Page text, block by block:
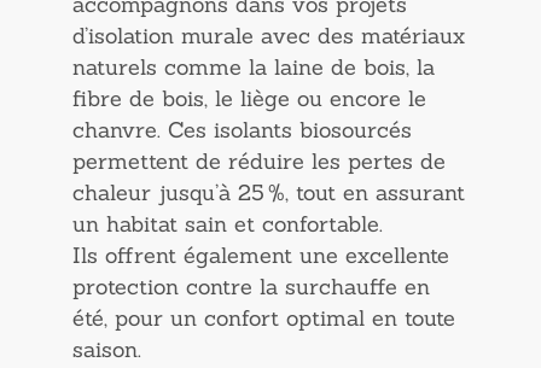
d’isolation murale avec des matériaux
naturels comme la laine de bois, la
fibre de bois, le liège ou encore le
chanvre. Ces isolants biosourcés
permettent de réduire les pertes de
chaleur jusqu’à 25 %, tout en assurant
un habitat sain et confortable.
Ils offrent également une excellente
protection contre la surchauffe en
été, pour un confort optimal en toute
saison.